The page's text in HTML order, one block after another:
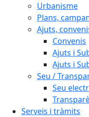
Urbanisme
Plans,
Ajuts,
Convenis
Ajuts i
Ajuts i
Seu /
Seu
Serveis i tràmits